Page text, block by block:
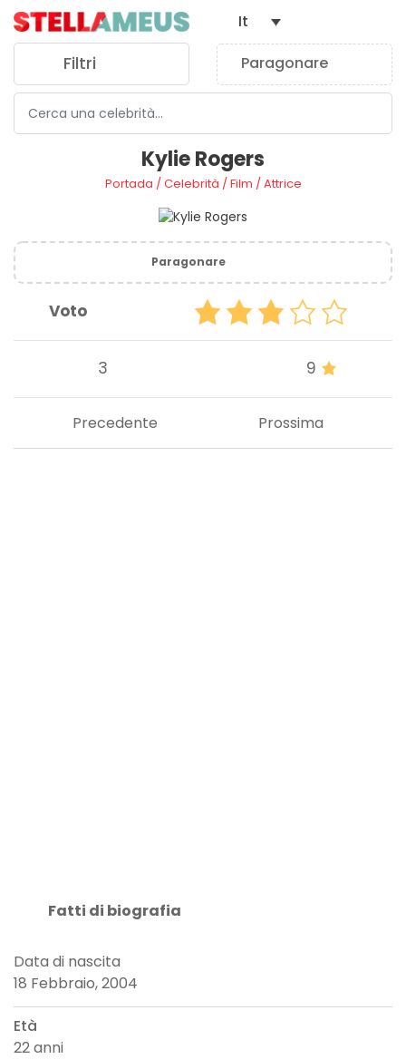
Filtri Paragonare
It
Kylie Rogers
Portada /Celebrità /Film /Attrice
Paragonare
Voto
3 9
Prossima
Precedente
Fatti di biografia
Data di nascita
18 Febbraio, 2004
Età
22 anni